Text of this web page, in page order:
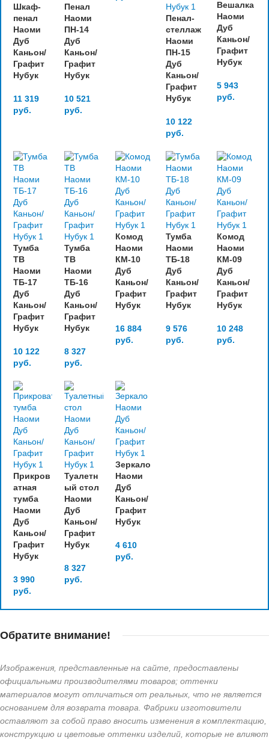
Шкаф-
пенал
Наоми
Дуб
Каньон/
Графит
Нубук
11 319
руб.
Пенал
Наоми
ПН-14
Дуб
Каньон/
Графит
Нубук
10 521
руб.
Пенал-
стеллаж
Наоми
ПН-15
Дуб
Каньон/
Графит
Нубук
10 122
руб.
Вешалка
Наоми
Дуб
Каньон/
Графит
Нубук
5 943
руб.
Тумба
ТВ
Наоми
ТБ-17
Дуб
Каньон/
Графит
Нубук
10 122
руб.
Тумба
ТВ
Наоми
ТБ-16
Дуб
Каньон/
Графит
Нубук
8 327
руб.
Комод
Наоми
КМ-10
Дуб
Каньон/
Графит
Нубук
16 884
руб.
Тумба
Наоми
ТБ-18
Дуб
Каньон/
Графит
Нубук
9 576
руб.
Комод
Наоми
КМ-09
Дуб
Каньон/
Графит
Нубук
10 248
руб.
Прикров
атная
тумба
Наоми
Дуб
Каньон/
Графит
Нубук
3 990
руб.
Туалетн
ый стол
Наоми
Дуб
Каньон/
Графит
Нубук
8 327
руб.
Зеркало
Наоми
Дуб
Каньон/
Графит
Нубук
4 610
руб.
Обратите внимание!
Изображения, представленные на сайте, предоставлены
официальными производителями товаров; оттенки
материалов могут отличаться от реальных, что не является
основанием для возврата товара. Фабрики изготовители
оставляют за собой право вносить изменения в комплектацию,
конструкцию и цветовые оттенки изделий, которые не влияют